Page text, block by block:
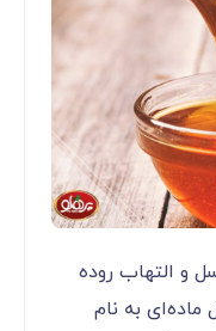
و التهاب روده
به نام